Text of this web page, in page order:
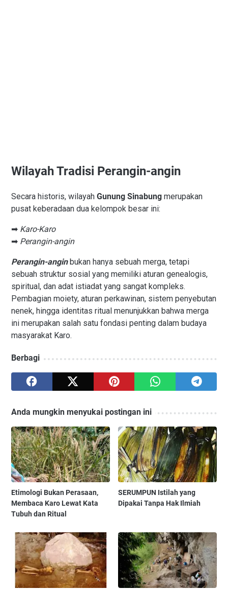
Wilayah Tradisi Perangin-angin
Secara historis, wilayah Gunung Sinabung merupakan
pusat keberadaan dua kelompok besar ini:
➡ Karo-Karo
➡ Perangin-angin
Perangin-anginbukan hanya sebuah merga, tetapi
sebuah struktur sosial yang memiliki aturan genealogis,
spiritual, dan adat istiadat yang sangat kompleks.
Pembagian moiety, aturan perkawinan, sistem penyebutan
nenek, hingga identitas ritual menunjukkan bahwa merga
ini merupakan salah satu fondasi penting dalam budaya
masyarakat Karo.
Berbagi
Anda mungkin menyukai postingan ini
Etimologi Bukan Perasaan,
Membaca Karo Lewat Kata
Tubuh dan Ritual
SERUMPUN Istilah yang
Dipakai Tanpa Hak Ilmiah